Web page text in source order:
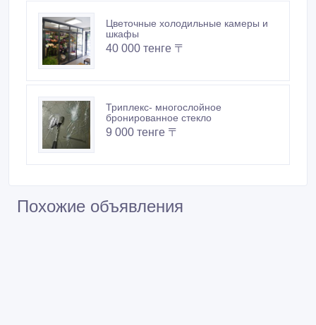
Цветочные холодильные камеры и
шкафы
40 000 тенге 〒
Триплекс- многослойное
бронированное стекло
9 000 тенге 〒
Похожие объявления